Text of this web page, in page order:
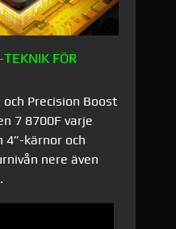
FÖR
Precision Boost
7 8700F varje
4”-kärnor och
nere även